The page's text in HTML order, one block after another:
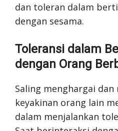
dan toleran dalam
dengan sesama.
Toleransi dalam
dengan Orang
Saling menghargai
keyakinan orang lain
dalam menjalankan